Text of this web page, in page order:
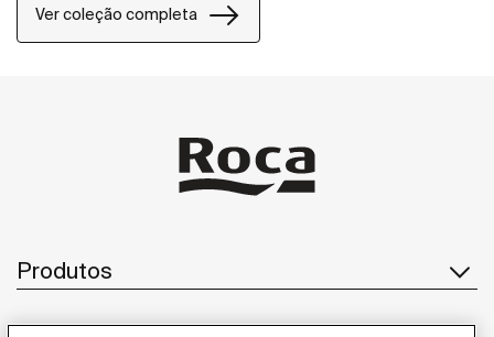
Ver coleção completa
Produtos